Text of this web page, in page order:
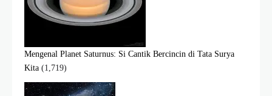
Mengenal Planet Saturnus: Si Cantik Bercincin di Tata Surya
Kita (1,719)